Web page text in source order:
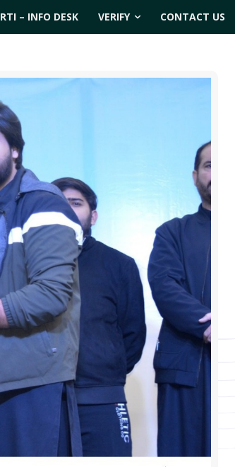
RTI – INFO DESK VERIFY CONTACT US